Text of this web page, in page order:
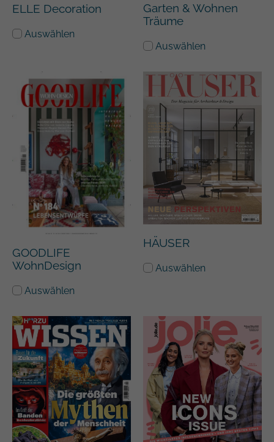
ELLE Decoration
Auswählen
Garten & Wohnen
Träume
Auswählen
GOODLIFE
WohnDesign
Auswählen
HÄUSER
Auswählen